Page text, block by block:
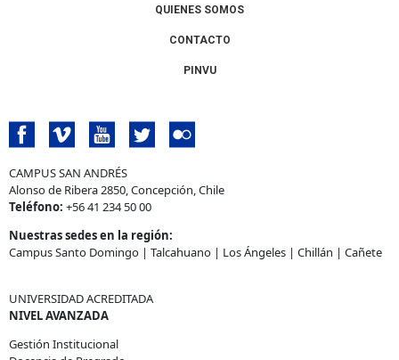
QUIENES SOMOS
CONTACTO
PINVU
CAMPUS SAN ANDRÉS
Alonso de Ribera 2850, Concepción, Chile
Teléfono: +56 41 234 50 00
Nuestras sedes en la región:
Campus Santo Domingo| Talcahuano| Los Ángeles| Chillán | Cañete
UNIVERSIDAD ACREDITADA
NIVEL AVANZADA
Gestión Institucional